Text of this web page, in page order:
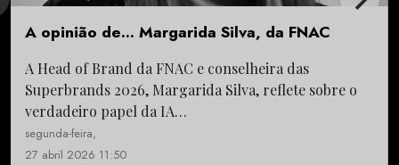
A opinião de… Margarida Silva, da FNAC
A Head of Brand da FNAC e conselheira das
Superbrands 2026, Margarida Silva, reflete sobre o
verdadeiro papel da IA…
segunda-feira,
27 abril 2026 11:50